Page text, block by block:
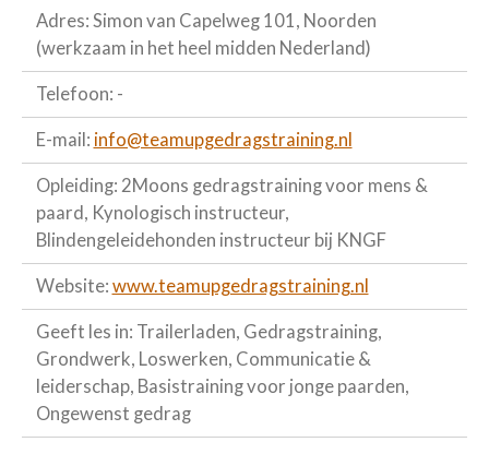
Adres: Simon van Capelweg 101, Noorden
(werkzaam in het heel midden Nederland)
Telefoon: -
E-mail: info@teamupgedragstraining.nl
Opleiding: 2Moons gedragstraining voor mens &
paard, Kynologisch instructeur,
Blindengeleidehonden instructeur bij KNGF
Website: www.teamupgedragstraining.nl
Geeft les in: Trailerladen, Gedragstraining,
Grondwerk, Loswerken, Communicatie &
leiderschap, Basistraining voor jonge paarden,
Ongewenst gedrag